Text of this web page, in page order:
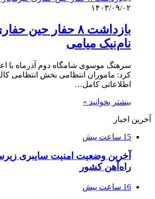
۱۴۰۳/۰۹/۰۲
بازداشت ۸ حفار حین
نام‌نیک میامی
سرهنگ موسوی شامگاه دوم آذرماه با
کرد: ماموران انتظامی بخش انتظامی
اطلاعاتی کامل…
بیشتر بخوانید »
آخرین اخبار
15 ساعت پیش
آخرین وضعیت امنیت سایبری
راه‌آهن کشور
16 ساعت پیش